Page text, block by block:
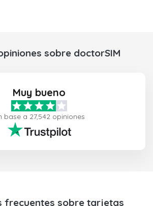
sobre doctorSIM
Muy bueno
base a 27,542 opiniones
frecuentes sobre tarjetas